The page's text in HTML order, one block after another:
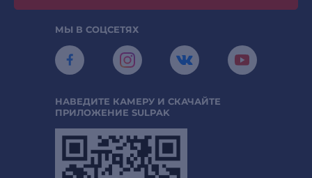
МЫ В СОЦСЕТЯХ
НАВЕДИТЕ КАМЕРУ И СКАЧАЙТЕ
ПРИЛОЖЕНИЕ SULPAK